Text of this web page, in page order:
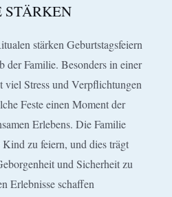
stärken Geburtstagsfeiern
der Familie. Besonders in einer
Stress und Verpflichtungen
Feste einen Moment der
Erlebens. Die Familie
zu feiern, und dies trägt
und Sicherheit zu
Erlebnisse schaffen